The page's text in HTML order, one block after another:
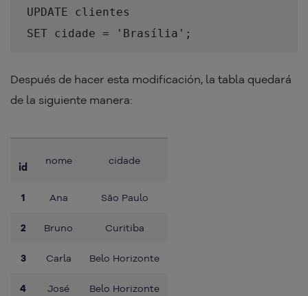
UPDATE clientes
SET cidade = 'Brasília';
Después de hacer esta modificación, la tabla quedará
de la siguiente manera:
id
nome cidade
1 Ana São Paulo
2 Bruno Curitiba
3 Carla Belo Horizonte
4 José Belo Horizonte